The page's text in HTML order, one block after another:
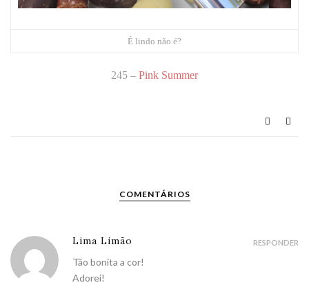
É lindo não é?
245 – Pink Summer
COMENTÁRIOS
Lima Limão
Tão bonita a cor!
Adorei!
RESPONDER